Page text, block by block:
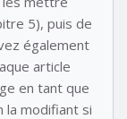
5), puis de
également
article
en tant que
la modifiant si